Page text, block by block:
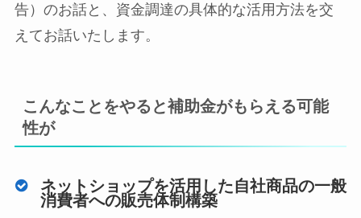
告）のお話と、資金調達の具体的な活用方法を交
えてお話いたします。
こんなことをやると補助金がもらえる可能
性が
ネットショップを活用した自社商品の一般
消費者への販売体制構築